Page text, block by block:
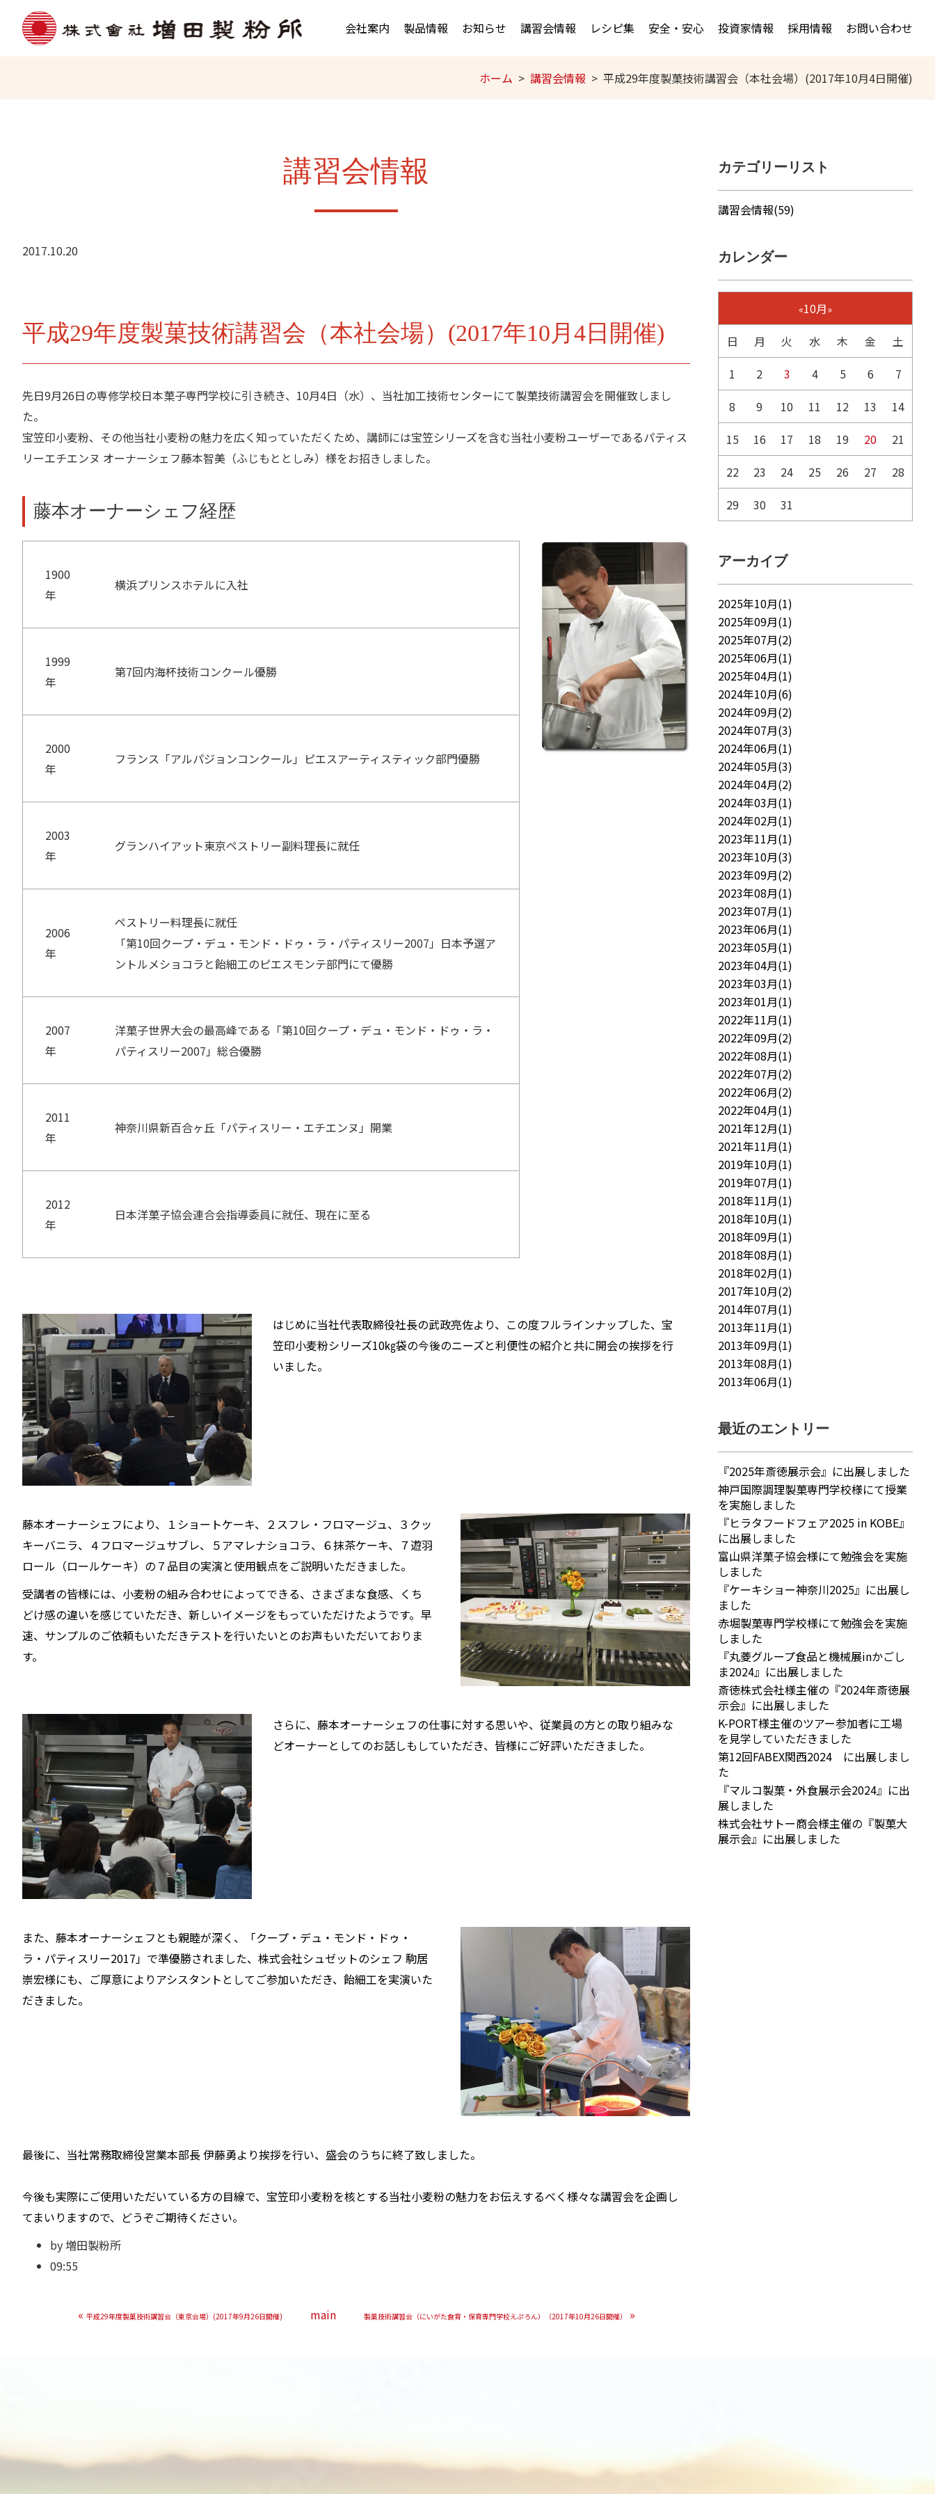
会社案内 製品情報 お知らせ 講習会情報 レシピ集 安全・安心 投資家情報 採用情報 お問い合わせ
ホーム 講習会情報 平成29年度製菓技術講習会（本社会場）(2017年10月4日開催)
講習会情報
2017.10.20
平成29年度製菓技術講習会（本社会場）(2017年10月4日開催)
先日9月26日の専修学校日本菓子専門学校に引き続き、10月4日（水）、当社加工技術センターにて製菓技術講習会を開催致しまし
た。
宝笠印小麦粉、その他当社小麦粉の魅力を広く知っていただくため、講師には宝笠シリーズを含む当社小麦粉ユーザーであるパティス
リーエチエンヌ オーナーシェフ藤本智美（ふじもととしみ）様をお招きしました。
藤本オーナーシェフ経歴
1900
年
横浜プリンスホテルに入社
1999
年
第7回内海杯技術コンクール優勝
2000
年
フランス「アルパジョンコンクール」ピエスアーティスティック部門優勝
2003
年
グランハイアット東京ペストリー副料理長に就任
2006
年
ペストリー料理長に就任
「第10回クープ・デュ・モンド・ドゥ・ラ・パティスリー2007」日本予選ア
ントルメショコラと飴細工のピエスモンテ部門にて優勝
2007
年
洋菓子世界大会の最高峰である「第10回クープ・デュ・モンド・ドゥ・ラ・
パティスリー2007」総合優勝
2011
年
神奈川県新百合ヶ丘「パティスリー・エチエンヌ」開業
2012
年
日本洋菓子協会連合会指導委員に就任、現在に至る
はじめに当社代表取締役社長の武政亮佐より、この度フルラインナップした、宝
笠印小麦粉シリーズ10㎏袋の今後のニーズと利便性の紹介と共に開会の挨拶を行
いました。
藤本オーナーシェフにより、１ショートケーキ、２スフレ・フロマージュ、３クッ
キーバニラ、４フロマージュサブレ、５アマレナショコラ、６抹茶ケーキ、７遊羽
ロール（ロールケーキ）の７品目の実演と使用観点をご説明いただきました。
受講者の皆様には、小麦粉の組み合わせによってできる、さまざまな食感、くち
どけ感の違いを感じていただき、新しいイメージをもっていただけたようです。早
速、サンプルのご依頼もいただきテストを行いたいとのお声もいただいておりま
す。
さらに、藤本オーナーシェフの仕事に対する思いや、従業員の方との取り組みな
どオーナーとしてのお話しもしていただき、皆様にご好評いただきました。
また、藤本オーナーシェフとも親睦が深く、「クープ・デュ・モンド・ドゥ・
ラ・パティスリー2017」で準優勝されました、株式会社シュゼットのシェフ 駒居
崇宏様にも、ご厚意によりアシスタントとしてご参加いただき、飴細工を実演いた
だきました。
最後に、当社常務取締役営業本部長 伊藤勇より挨拶を行い、盛会のうちに終了致しました。
今後も実際にご使用いただいている方の目線で、宝笠印小麦粉を核とする当社小麦粉の魅力をお伝えするべく様々な講習会を企画し
てまいりますので、どうぞご期待ください。
by増田製粉所
09:55
« 平成29年度製菓技術講習会（東京会場）(2017年9月26日開催) main 製菓技術講習会（にいがた食育・保育専門学校えぷろん）（2017年10月26日開催） »
カテゴリーリスト
講習会情報(59)
カレンダー
«10月»
日 月 火 水 木 金
土
1
2 3 4 5 6
7
8
9 10 11 12 13
14
15
16 17 18 19 20
21
22
23 24 25 26 27
28
29
30 31
アーカイブ
2025年10月(1)
2025年09月(1)
2025年07月(2)
2025年06月(1)
2025年04月(1)
2024年10月(6)
2024年09月(2)
2024年07月(3)
2024年06月(1)
2024年05月(3)
2024年04月(2)
2024年03月(1)
2024年02月(1)
2023年11月(1)
2023年10月(3)
2023年09月(2)
2023年08月(1)
2023年07月(1)
2023年06月(1)
2023年05月(1)
2023年04月(1)
2023年03月(1)
2023年01月(1)
2022年11月(1)
2022年09月(2)
2022年08月(1)
2022年07月(2)
2022年06月(2)
2022年04月(1)
2021年12月(1)
2021年11月(1)
2019年10月(1)
2019年07月(1)
2018年11月(1)
2018年10月(1)
2018年09月(1)
2018年08月(1)
2018年02月(1)
2017年10月(2)
2014年07月(1)
2013年11月(1)
2013年09月(1)
2013年08月(1)
2013年06月(1)
最近のエントリー
『2025年斎徳展示会』に出展しました
神戸国際調理製菓専門学校様にて授業
を実施しました
『ヒラタフードフェア2025 in KOBE』
に出展しました
富山県洋菓子協会様にて勉強会を実施
しました
『ケーキショー神奈川2025』に出展し
ました
赤堀製菓専門学校様にて勉強会を実施
しました
『丸菱グループ食品と機械展inかごし
ま2024』に出展しました
斎徳株式会社様主催の『2024年斎徳展
示会』に出展しました
K-PORT様主催のツアー参加者に工場
を見学していただきました
第12回FABEX関西2024 に出展しまし
た
『マルコ製菓・外食展示会2024』に出
展しました
株式会社サトー商会様主催の『製菓大
展示会』に出展しました